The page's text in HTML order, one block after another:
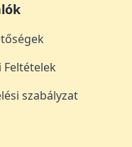
Feltételek
szabályzat